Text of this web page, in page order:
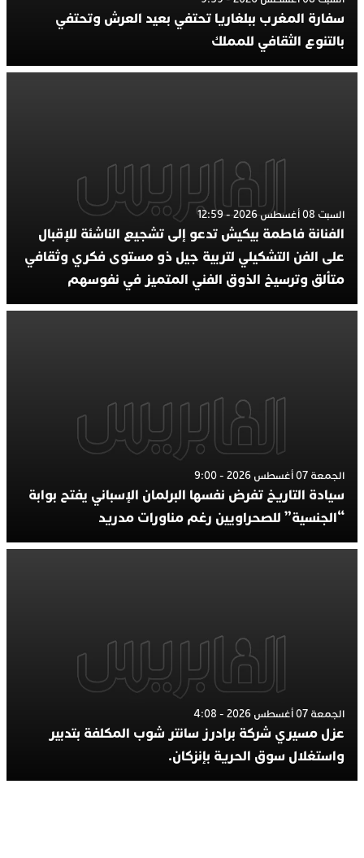
سفارة المغرب ببلغاريا تحتفي بعيد العرش وتحتفي
بالتنوع الثقافي للمملك
السبت 08 أغسطس 2026 - 12:59
الفنانة فاطمة بيكيش تدعو إلى تشجيع الناشئة للإقبال
على الفن التشكيلي لتربية جيل ذو مستوى فكري وثقافي
متألق وترسيخ الذوق الفني المتميز في نفوسهم
الجمعة 07 أغسطس 2026 - 9:00
سيادة التاريخ تفرض نفسها البرلمان الإسباني يفتح بوابة
“الجنسية” للصحراويين رغم مناورات مدريد
الجمعة 07 أغسطس 2026 - 4:08
عزل مسيري شركة برادرز سانتر شوب المكلفة بتدبير
واستغلال سوق الحرية بإنزكان.